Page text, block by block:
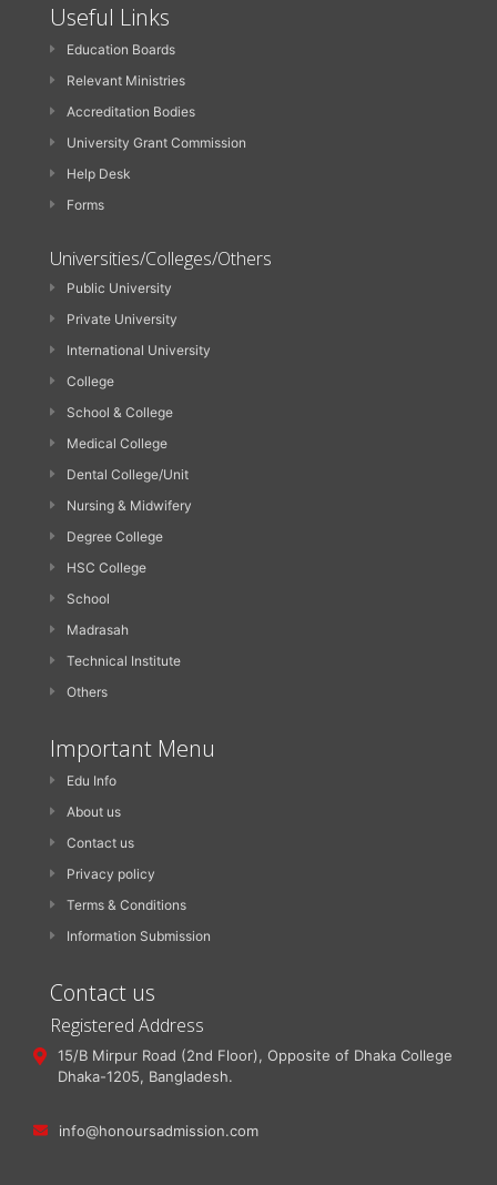
Useful Links
Education Boards
Relevant Ministries
Accreditation Bodies
University Grant Commission
Help Desk
Forms
Universities/Colleges/Others
Public University
Private University
International University
College
School & College
Medical College
Dental College/Unit
Nursing & Midwifery
Degree College
HSC College
School
Madrasah
Technical Institute
Others
Important Menu
Edu Info
About us
Contact us
Privacy policy
Terms & Conditions
Information Submission
Contact us
Registered Address
15/B Mirpur Road (2nd Floor), Opposite of Dhaka College
Dhaka-1205, Bangladesh.
info@honoursadmission.com